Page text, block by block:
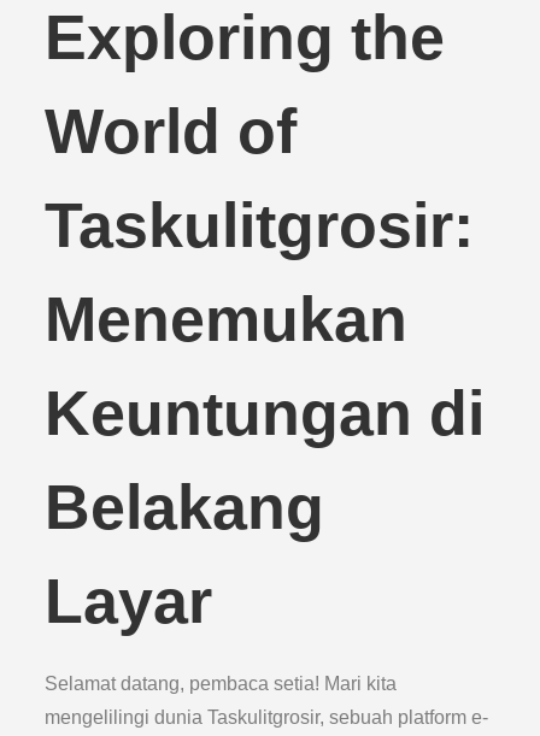
Exploring the
World of
Taskulitgrosir:
Menemukan
Keuntungan di
Belakang
Layar
Selamat datang, pembaca setia! Mari kita
mengelilingi dunia Taskulitgrosir, sebuah platform e-